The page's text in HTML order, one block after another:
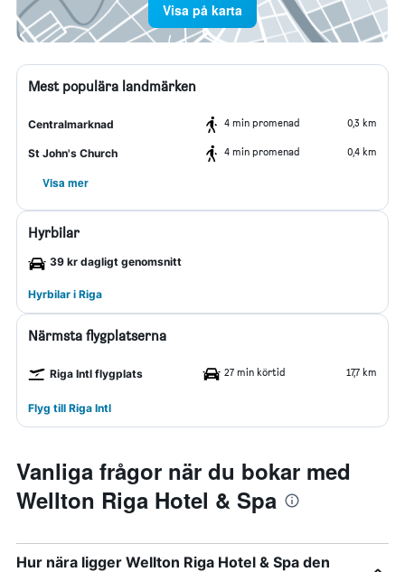
Visa på karta
Mest populära landmärken
Centralmarknad 4 min promenad 0,3 km
St John's Church 4 min promenad 0,4 km
Visa mer
Hyrbilar
39 kr dagligt genomsnitt
Hyrbilar i Riga
Närmsta flygplatserna
Riga Intl flygplats 27 min körtid 17,7 km
Flyg till Riga Intl
Vanliga frågor när du bokar med
Wellton Riga Hotel & Spa
Hur nära ligger Wellton Riga Hotel & Spa den